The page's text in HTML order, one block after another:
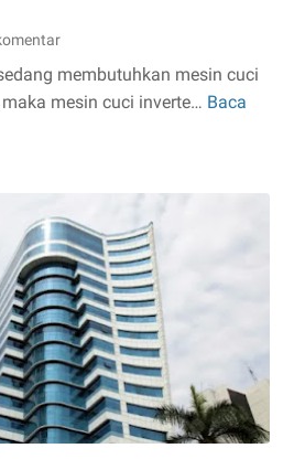
membutuhkan mesin cuci
mesin cuci inverte… Baca